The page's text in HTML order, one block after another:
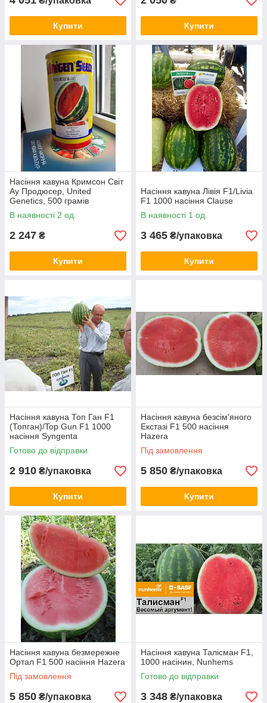
Купити Купити
Насіння кавуна Кримсон Світ
Ау Продюсер, United
Genetics, 500 грамів
В наявності 2 од.
2 247 ₴
Купити
Насіння кавуна Лівія F1/Livia
F1 1000 насіння Clause
В наявності 1 од.
3 465 ₴/упаковка
Купити
Насіння кавуна Топ Ган F1
(Топган)/Top Gun F1 1000
насіння Syngenta
Готово до відправки
2 910 ₴/упаковка
Купити
Насіння кавуна безсім'яного
Екстазі F1 500 насіння
Hazera
Під замовлення
5 850 ₴/упаковка
Купити
Насіння кавуна безмережне
Ортал F1 500 насіння Hazera
Під замовлення
5 850 ₴/упаковка
Насіння кавуна Талісман F1,
1000 насінин, Nunhems
Готово до відправки
3 348 ₴/упаковка